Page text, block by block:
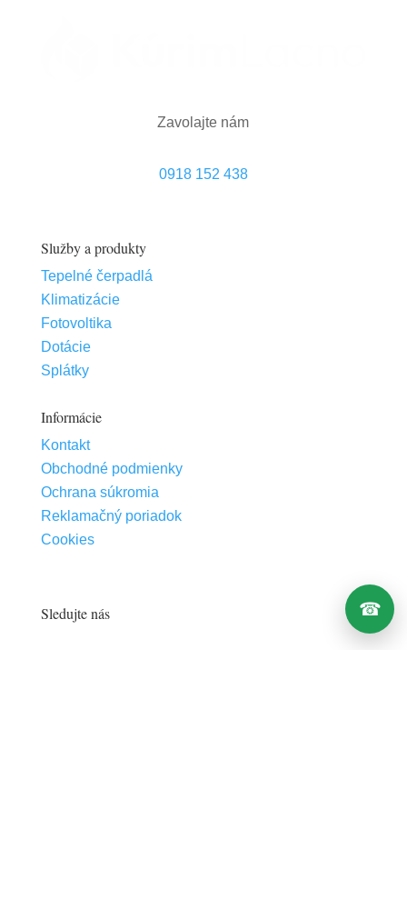
☎
Dotácie
Splátky
Informácie
Kontakt
Obchodné podmienky
Reklamačný poriadok
Cookies
Sledujte nás